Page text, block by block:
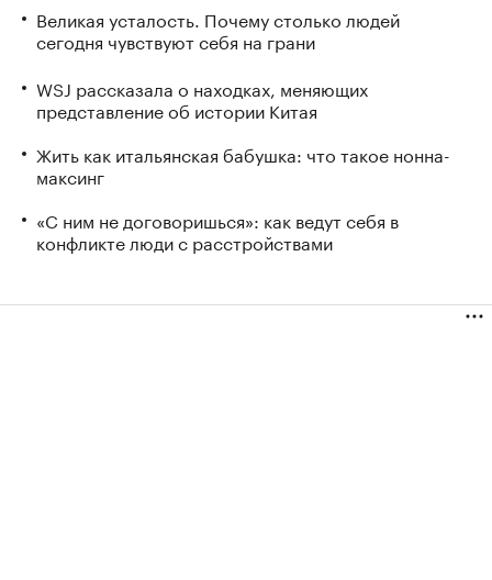
Великая усталость. Почему столько людей
сегодня чувствуют себя на грани
WSJ рассказала о находках, меняющих
представление об истории Китая
Жить как итальянская бабушка: что такое нонна-
максинг
«С ним не договоришься»: как ведут себя в
конфликте люди с расстройствами